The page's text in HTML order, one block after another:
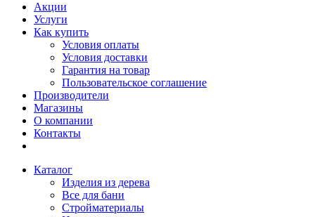
Акции
Услуги
Как купить
Условия оплаты
Условия доставки
Гарантия на товар
Пользовательское соглашение
Производители
Магазины
О компании
Контакты
Каталог
Изделия из дерева
Все для бани
Стройматериалы